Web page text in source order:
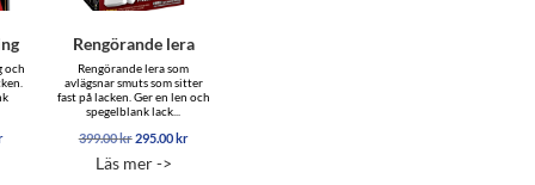
och
Det
Rengörande lera
Rengörande lera som
avlägsnar smuts som sitter
fast på lacken. Ger en len och
spegelblank lack...
399.00krDet
priset
295.00krDet
Läs mer ->